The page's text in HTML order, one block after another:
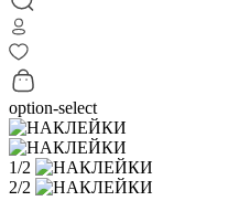
option-select
1/2
2/2